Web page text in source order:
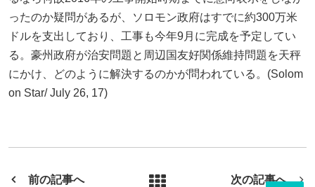
ったのか疑問があるが、ソロモン政府はすでに約300万米
ドルを支出しており、工事も今年9月に完成を予定してい
る。豪州政府が治安問題と周辺国友好関係維持問題を天秤
にかけ、どのように解決するのかが問われている。(Solom
on Star/ July 26, 17)
前の記事へ 次の記事へ